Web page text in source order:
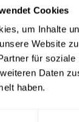
Cookies
um Inhalte
Website
für
Daten
haben.
Flap Schwarz
der Stuhl